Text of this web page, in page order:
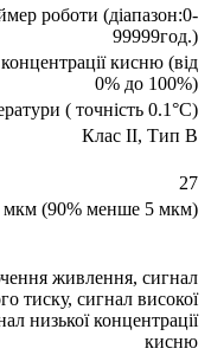
роботи (діапазон:0-
99999год.)
кисню (від
0% до 100%)
( точність 0.1°С)
Клас ІІ, Tип B
27
мкм (90% менше 5 мкм)
живлення, сигнал
тиску, сигнал високої
низької концентрації
кисню